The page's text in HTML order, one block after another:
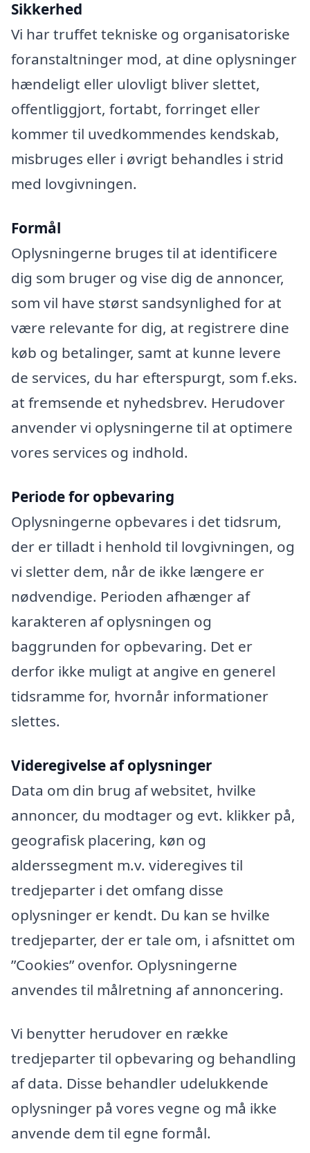
Sikkerhed
Vi har truffet tekniske og organisatoriske
foranstaltninger mod, at dine oplysninger
hændeligt eller ulovligt bliver slettet,
offentliggjort, fortabt, forringet eller
kommer til uvedkommendes kendskab,
misbruges eller i øvrigt behandles i strid
med lovgivningen.
Formål
Oplysningerne bruges til at identificere
dig som bruger og vise dig de annoncer,
som vil have størst sandsynlighed for at
være relevante for dig, at registrere dine
køb og betalinger, samt at kunne levere
de services, du har efterspurgt, som f.eks.
at fremsende et nyhedsbrev. Herudover
anvender vi oplysningerne til at optimere
vores services og indhold.
Periode for opbevaring
Oplysningerne opbevares i det tidsrum,
der er tilladt i henhold til lovgivningen, og
vi sletter dem, når de ikke længere er
nødvendige. Perioden afhænger af
karakteren af oplysningen og
baggrunden for opbevaring. Det er
derfor ikke muligt at angive en generel
tidsramme for, hvornår informationer
slettes.
Videregivelse af oplysninger
Data om din brug af websitet, hvilke
annoncer, du modtager og evt. klikker på,
geografisk placering, køn og
alderssegment m.v. videregives til
tredjeparter i det omfang disse
oplysninger er kendt. Du kan se hvilke
tredjeparter, der er tale om, i afsnittet om
”Cookies” ovenfor. Oplysningerne
anvendes til målretning af annoncering.
Vi benytter herudover en række
tredjeparter til opbevaring og behandling
af data. Disse behandler udelukkende
oplysninger på vores vegne og må ikke
anvende dem til egne formål.